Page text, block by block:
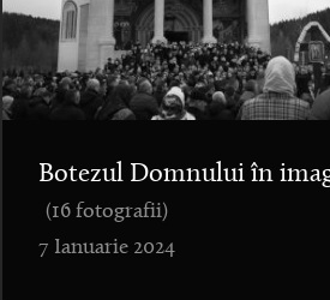
Botezul Domnului în
(16 fotografii)
7 Ianuarie 2024